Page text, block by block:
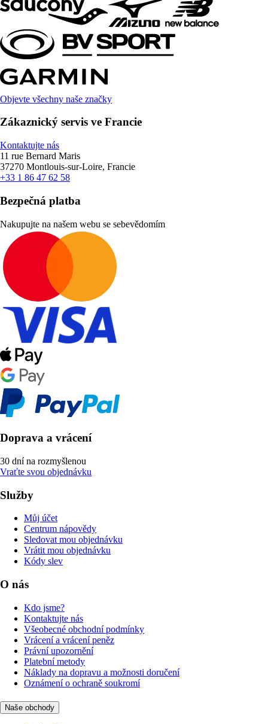
Objevte všechny naše značky
Zákaznický servis ve Francie
Kontaktujte nás
11 rue Bernard Maris
37270 Montlouis-sur-Loire, Francie
+33 1 86 47 62 58
Bezpečná platba
Nakupujte na našem webu se sebevědomím
Doprava a vrácení
30 dní na rozmyšlenou
Vraťte svou objednávku
Služby
Můj účet
Centrum nápovědy
Sledovat mou objednávku
Vrátit mou objednávku
Kódy slev
O nás
Kdo jsme?
Kontaktujte nás
Všeobecné obchodní podmínky
Vrácení a vrácení peněz
Právní upozornění
Platební metody
Náklady na dopravu a možnosti doručení
Oznámení o ochraně soukromí
Naše obchody